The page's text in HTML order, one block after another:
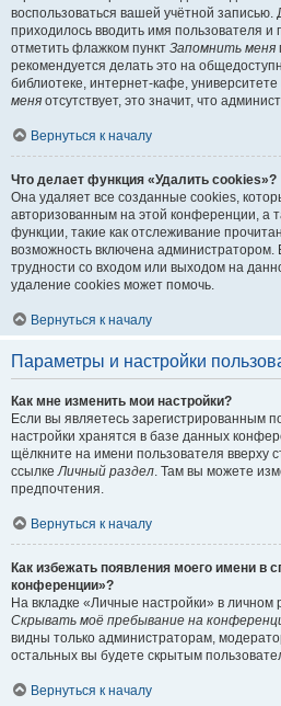
воспользоваться вашей учётной записью.
приходилось вводить имя пользователя
отметить флажком пункт Запомнить меня
рекомендуется делать это на
библиотеке, интернет-кафе, университете
меня отсутствует, это значит, что
Вернуться к началу
Что делает функция «Удалить cookies»?
Она удаляет все созданные cookies,
авторизованным на этой конференции, а
функции, такие как отслеживание
возможность включена
трудности со входом или выходом на
удаление cookies может помочь.
Вернуться к началу
Параметры и настройки
Как мне изменить мои настройки?
Если вы являетесь зарегистрированным
настройки хранятся в базе данных
щёлкните на имени пользователя вверху
ссылкеЛичный раздел. Там вы можете
предпочтения.
Вернуться к началу
Как избежать появления моего имени в
конференции»?
На вкладке «Личные настройки» в
Скрывать моё пребывание на
видны только администраторам,
остальных вы будете скрытым
Вернуться к началу